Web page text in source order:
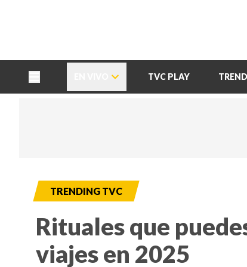
TVC PLAY
TRENDING TVC
Rituales que
viajes en 2025